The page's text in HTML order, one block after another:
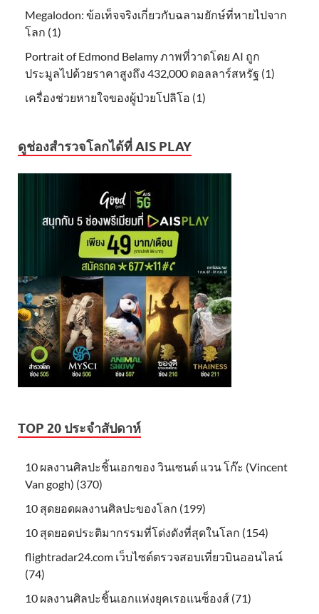
Megalodon: ข้อเท็จจริงเกี่ยวกับฉลามยักษ์ที่หายไปจาก
โลก (1)
Portrait of Edmond Belamy ภาพที่วาดโดย AI ถูก
ประมูลไปด้วยราคาสูงถึง 432,000 ดอลลาร์สหรัฐ (1)
เครื่องช่วยหายใจของผู้ป่วยโปลิโอ (1)
ดูช่องสำรวจโลกได้ที่ AIS PLAY
TOP 20 ประจำสัปดาห์
10 ผลงานศิลปะชิ้นเอกของ วินเซนต์ แวน โก๊ะ (Vincent
Van gogh) (370)
10 สุดยอดผลงานศิลปะของโลก (199)
10 สุดยอดประติมากรรมที่โด่งดังที่สุดในโลก (154)
flightradar24.com เว็บไซต์ตรวจสอบเที่ยวบินออนไลน์
(74)
10 ผลงานศิลปะชิ้นเอกแห่งยุคเรอแนซ็องส์ (71)